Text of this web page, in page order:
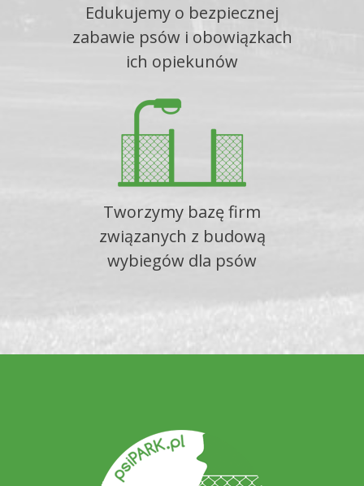
Edukujemy o bezpiecznej
zabawie psów i obowiązkach
ich opiekunów
Tworzymy bazę firm
związanych z budową
wybiegów dla psów